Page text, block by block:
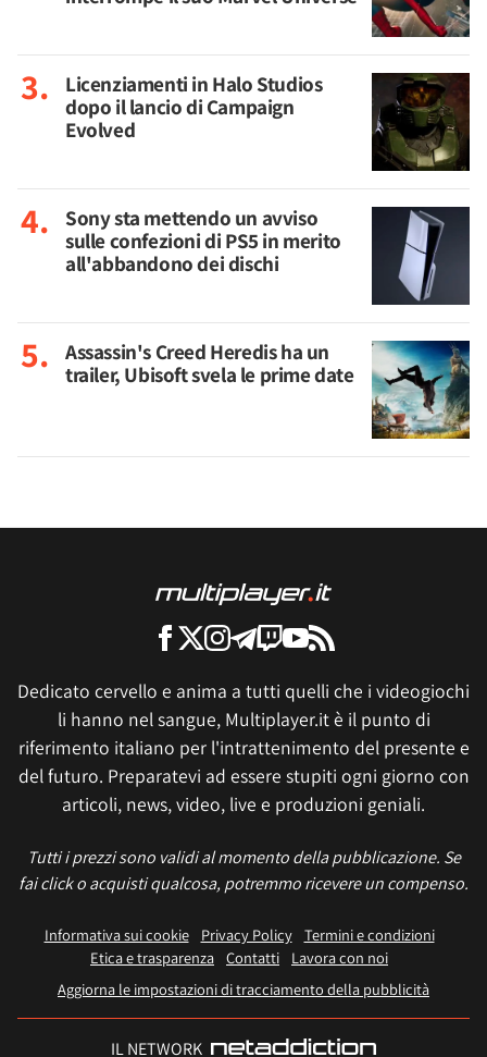
Licenziamenti in Halo Studios
dopo il lancio di Campaign
Evolved
Sony sta mettendo un avviso
sulle confezioni di PS5 in merito
all'abbandono dei dischi
Assassin's Creed Heredis ha un
trailer, Ubisoft svela le prime date
Dedicato cervello e anima a tutti quelli che i videogiochi
li hanno nel sangue, Multiplayer.it è il punto di
riferimento italiano per l'intrattenimento del presente e
del futuro. Preparatevi ad essere stupiti ogni giorno con
articoli, news, video, live e produzioni geniali.
Tutti i prezzi sono validi al momento della pubblicazione. Se
fai click o acquisti qualcosa, potremmo ricevere un compenso.
Informativa sui cookie Privacy Policy
Termini e condizioni
Etica e trasparenza Contatti
Lavora con noi
Aggiorna le impostazioni di tracciamento della pubblicità
IL NETWORK